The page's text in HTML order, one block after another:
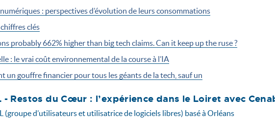
: perspectives d’évolution de leurs consommations
clés
probably 662% higher than big tech claims. Can it keep up the ruse ?
: le vrai coût environnemental de la course à l’IA
un gouffre financier pour tous les géants de la tech, sauf un
- Restos du Cœur : l’expérience dans le Loiret avec
(groupe d’utilisateurs et utilisatrice de logiciels libres) basé à Orléans